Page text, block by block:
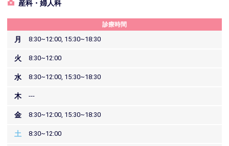
産科・婦人科
診療時間
月 8:30~12:00, 15:30~18:30
火 8:30~12:00
水 8:30~12:00, 15:30~18:30
木 ---
金 8:30~12:00, 15:30~18:30
土 8:30~12:00